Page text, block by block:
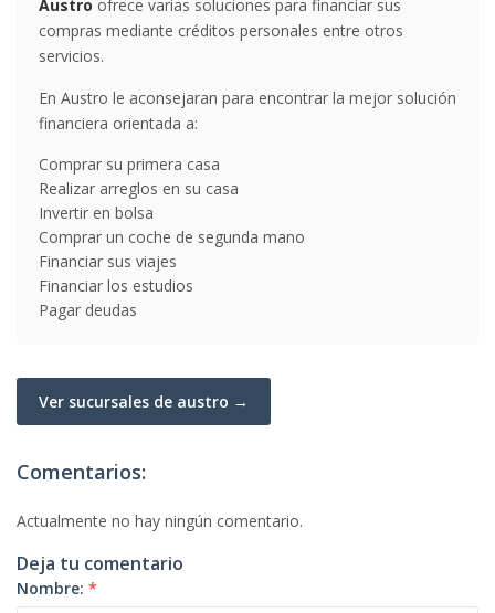
Austro ofrece varias soluciones para financiar sus
compras mediante créditos personales entre otros
servicios.
En Austro le aconsejaran para encontrar la mejor solución
financiera orientada a:
Comprar su primera casa
Realizar arreglos en su casa
Invertir en bolsa
Comprar un coche de segunda mano
Financiar sus viajes
Financiar los estudios
Pagar deudas
Ver sucursales de austro →
Comentarios:
Actualmente no hay ningún comentario.
Deja tu comentario
Nombre: *